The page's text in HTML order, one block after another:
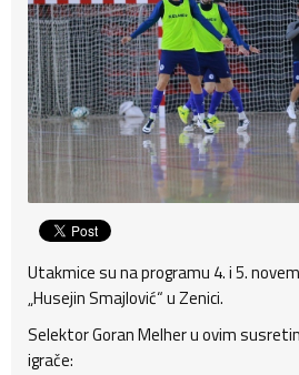
Utakmice su na programu 4. i 5.
„Husejin Smajlović“ u Zenici.
Selektor Goran Melher u ovim
igrače: